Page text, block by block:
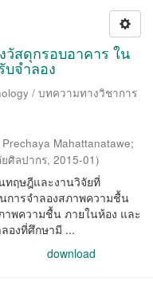
สดุกรอบอาคาร ใน
จำลอง
/ บทความทางวิชาการ
Prechaya Mahattanatawe;
ศิลปากร, 2015-01)
ทฤษฎีและงานวิจัยที่
การจำลองสภาพความชื้น
พความชื้น ภายในห้อง และ
องที่ศึกษามี ...
download